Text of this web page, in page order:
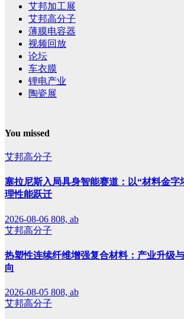
艾邦加工展
艾邦高分子
薄膜电容器
视频回放
论坛
车衣膜
锂电产业
陶瓷展
You missed
艾邦高分子
塞拉尼斯入局具身智能赛道：以“材料金字
理性能跃迁
2026-08-06 808, ab
艾邦高分子
热塑性连续纤维增强复合材料：产业升级
向
2026-08-05 808, ab
艾邦高分子